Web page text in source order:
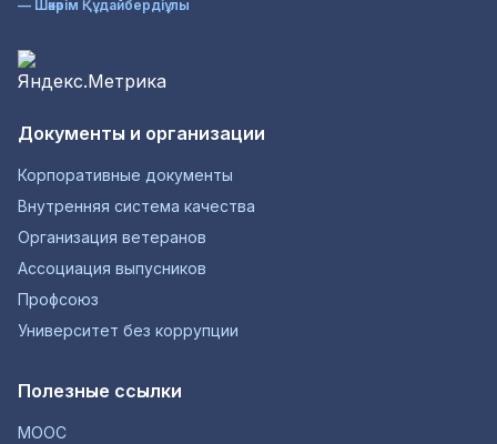
— Шәкәрім Құдайбердіұлы
Документы и организации
Корпоративные документы
Внутренняя система качества
Организация ветеранов
Ассоциация выпусников
Профсоюз
Университет без коррупции
Полезные ссылки
MOOC